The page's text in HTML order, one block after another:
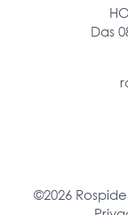
Das
©2026